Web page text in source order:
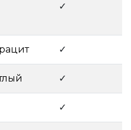
✓
­ ✓
✓
✓